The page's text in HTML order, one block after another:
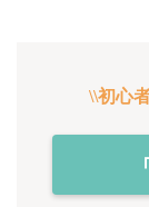
\\初心